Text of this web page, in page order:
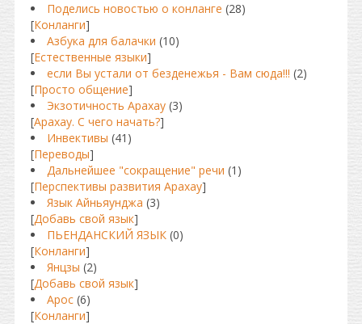
Поделись новостью о конланге (28)
[Конланги]
Азбука для балачки (10)
[Естественные языки]
если Вы устали от безденежья - Вам сюда!!! (2)
[Просто общение]
Экзотичность Арахау (3)
[Арахау. С чего начать?]
Инвективы (41)
[Переводы]
Дальнейшее "сокращение" речи (1)
[Перспективы развития Арахау]
Язык Айньяунджа (3)
[Добавь свой язык]
ПЬЕНДАНСКИЙ ЯЗЫК (0)
[Конланги]
Янцзы (2)
[Добавь свой язык]
Арос (6)
[Конланги]